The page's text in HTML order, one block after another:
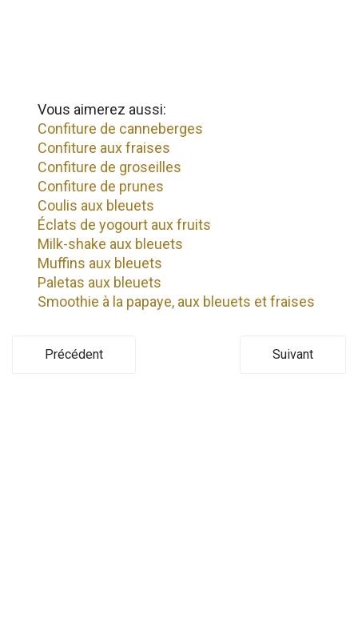
Vous aimerez aussi:
Confiture de canneberges
Confiture aux fraises
Confiture de groseilles
Confiture de prunes
Coulis aux bleuets
Éclats de yogourt aux fruits
Milk-shake aux bleuets
Muffins aux bleuets
Paletas aux bleuets
Smoothie à la papaye, aux bleuets et fraises
Précédent Suivant